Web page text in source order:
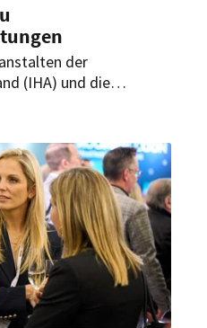
der
(IHA) und die
im Umgang mit
Ziel ist es, einen
Umgang mit
zu vermitteln.